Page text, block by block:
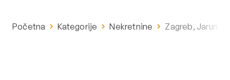
Početna Kategorije Nekretnine Zagreb, Jarun,